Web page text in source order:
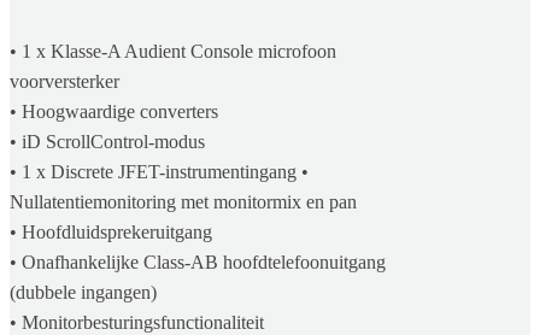
• 1 x Klasse-A Audient Console microfoon
voorversterker
• Hoogwaardige converters
• iD ScrollControl-modus
• 1 x Discrete JFET-instrumentingang •
Nullatentiemonitoring met monitormix en pan
• Hoofdluidsprekeruitgang
• Onafhankelijke Class-AB hoofdtelefoonuitgang
(dubbele ingangen)
• Monitorbesturingsfunctionaliteit